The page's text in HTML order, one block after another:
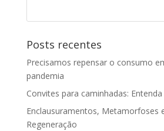
Posts recentes
Precisamos repensar o consumo
pandemia
Convites para caminhadas:
Enclausuramentos, Metamorfoses
Regeneração